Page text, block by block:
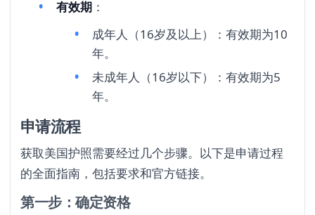
有效期 ：
成年人（16岁及以上）：有效期为10
年。
未成年人（16岁以下）：有效期为5
年。
申请流程
获取美国护照需要经过几个步骤。以下是申请过程
的全面指南，包括要求和官方链接。
第一步：确定资格